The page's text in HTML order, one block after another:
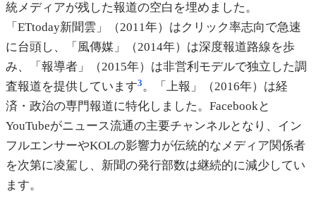
統メディアが残した報道の空白を埋めました。
「ETtoday新聞雲」（2011年）はクリック率志向で急速
に台頭し、「風傳媒」（2014年）は深度報道路線を歩
み、「報導者」（2015年）は非営利モデルで独立した調
査報道を提供しています3。「上報」（2016年）は経
済・政治の専門報道に特化しました。Facebookと
YouTubeがニュース流通の主要チャンネルとなり、イン
フルエンサーやKOLの影響力が伝統的なメディア関係者
を次第に凌駕し、新聞の発行部数は継続的に減少してい
ます。